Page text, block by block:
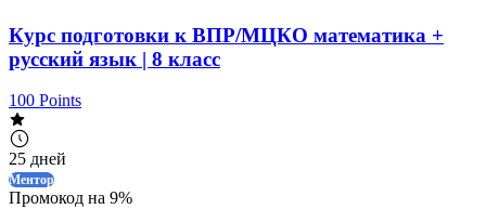
Курс подготовки к ВПР/МЦКО математика +
русский язык | 8 класс
100 Points
25 дней
Ментор
Промокод на 9%